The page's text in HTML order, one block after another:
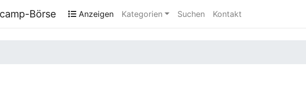
Börse Anzeigen Kategorien Suchen Kontakt